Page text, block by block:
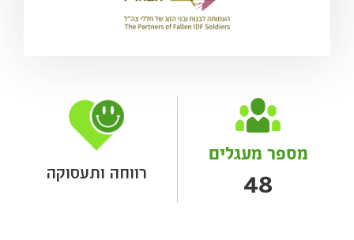
מספר מעגלים
48 רווחה ותעסוקה